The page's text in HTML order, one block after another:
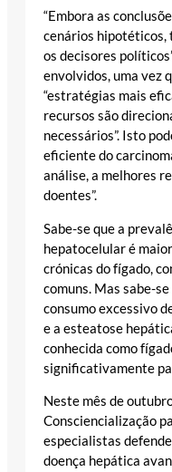
“Embora as
cenários hipotéticos,
os decisores
envolvidos, uma vez
“estratégias mais
recursos são
necessários”. Isto
eficiente do
análise, a melhores
doentes”.
Sabe-se que a
hepatocelular é
crónicas do fígado,
comuns. Mas sabe-
consumo excessivo
e a esteatose
conhecida como
significativamente
Neste mês de
Consciencialização
especialistas
doença hepática